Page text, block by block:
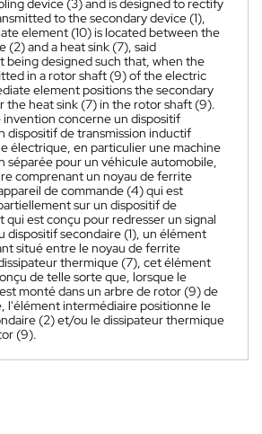
device (3) and is designed to rectify
to the secondary device (1),
element (10) is located between the
(2) and a heat sink (7), said
designed such that, when the
in a rotor shaft (9) of the electric
element positions the secondary
the heat sink (7) in the rotor shaft (9).
invention concerne un dispositif
dispositif de transmission inductif
électrique, en particulier une machine
séparée pour un véhicule automobile,
comprenant un noyau de ferrite
de commande (4) qui est
sur un dispositif de
est conçu pour redresser un signal
dispositif secondaire (1), un élément
situé entre le noyau de ferrite
thermique (7), cet élément
de telle sorte que, lorsque le
monté dans un arbre de rotor (9) de
l'élément intermédiaire positionne le
(2) et/ou le dissipateur thermique
(9).